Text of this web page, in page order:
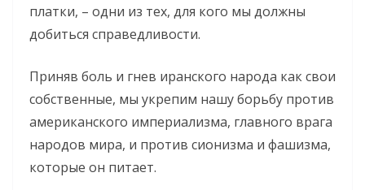
платки, – одни из тех, для кого мы должны
добиться справедливости.
Приняв боль и гнев иранского народа как свои
собственные, мы укрепим нашу борьбу против
американского империализма, главного врага
народов мира, и против сионизма и фашизма,
которые он питает.